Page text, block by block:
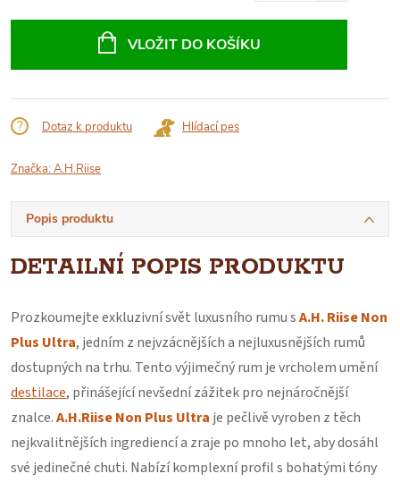
VLOŽIT DO KOŠÍKU
Dotaz k produktu Hlídací pes
Značka:A.H.Riise
Popis produktu
DETAILNÍ POPIS PRODUKTU
Prozkoumejte exkluzivní svět luxusního rumu sA.H. Riise Non
Plus Ultra, jedním z nejvzácnějších a nejluxusnějších rumů
dostupných na trhu. Tento výjimečný rum je vrcholem umění
destilace, přinášející nevšední zážitek pro nejnáročnější
znalce.A.H.Riise Non Plus Ultra je pečlivě vyroben z těch
nejkvalitnějších ingrediencí a zraje po mnoho let, aby dosáhl
své jedinečné chuti. Nabízí komplexní profil s bohatými tóny